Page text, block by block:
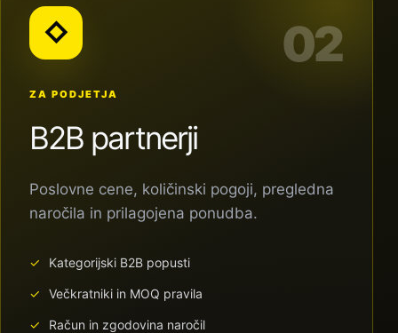
02
◇
ZA PODJETJA
B2B partnerji
Poslovne cene, količinski pogoji, pregledna
naročila in prilagojena ponudba.
Kategorijski B2B popusti
Večkratniki in MOQ pravila
Račun in zgodovina naročil